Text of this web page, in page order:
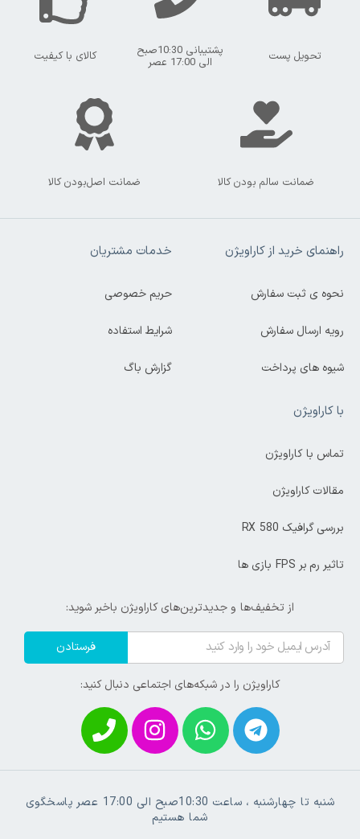
تحویل پست پشتیبانی 10:30صبح
الی 17:00 عصر کالای با کیفیت
ضمانت سالم بودن کالا ضمانت اصل‌بودن کالا
راهنمای خرید از کاراویژن
نحوه ی ثبت سفارش
رویه ارسال سفارش
شیوه های پرداخت
خدمات مشتریان
حریم خصوصی
شرایط استفاده
گزارش باگ
با کاراویژن
تماس با کاراویژن
مقالات کاراویژن
بررسی گرافیک RX 580
تاثیر رم بر FPS بازی ها
از تخفیف‌ها و جدیدترین‌های کاراویژن باخبر شوید:
فرستادن
کاراویژن را در شبکه‌های اجتماعی دنبال کنید:
شنبه تا چهارشنبه ، ساعت 10:30صبح الی 17:00 عصر پاسخگوی
شما هستیم